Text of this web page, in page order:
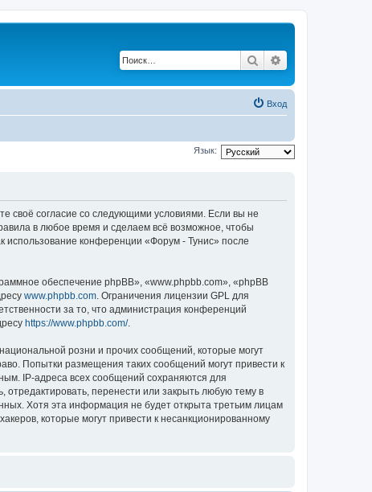
Поиск
Вход
Язык:
своё согласие со следующими условиями. Если вы не
в любое время и сделаем всё возможное, чтобы
использование конференции «Форум - Тунис» после
обеспечение phpBB», «www.phpbb.com», «phpBB
www.phpbb.com. Ограничения лицензии GPL для
за то, что администрация конференций
https://www.phpbb.com/.
розни и прочих сообщений, которые могут
Попытки размещения таких сообщений могут привести к
IP-адреса всех сообщений сохраняются для
перенести или закрыть любую тему в
Хотя эта информация не будет открыта третьим лицам
которые могут привести к несанкционированному